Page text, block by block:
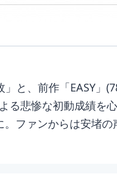
」と、前作「EASY
る悲惨な初動成績
ファンからは安堵